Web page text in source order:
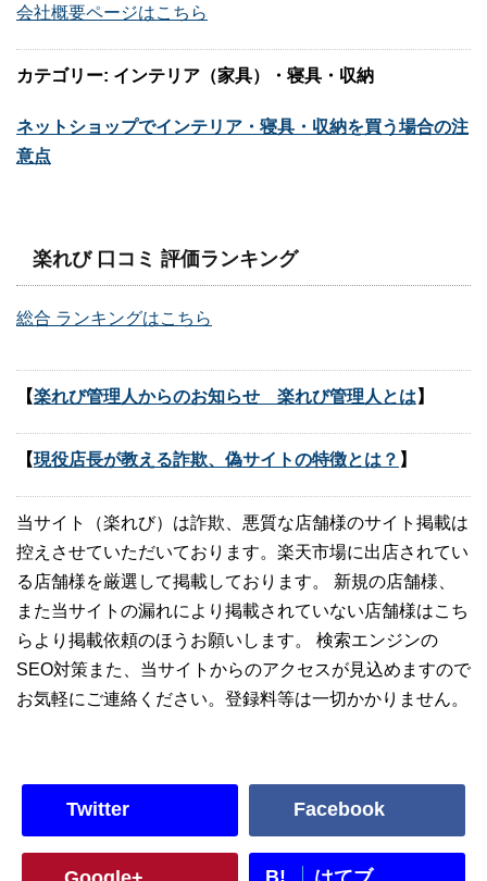
会社概要ページはこちら
カテゴリー: インテリア（家具）・寝具・収納
ネットショップでインテリア・寝具・収納を買う場合の注
意点
楽れび 口コミ 評価ランキング
総合 ランキングはこちら
【楽れび管理人からのお知らせ 楽れび管理人とは 】
【現役店長が教える詐欺、偽サイトの特徴とは？ 】
当サイト（楽れび）は詐欺、悪質な店舗様のサイト掲載は
控えさせていただいております。楽天市場に出店されてい
る店舗様を厳選して掲載しております。 新規の店舗様、
また当サイトの漏れにより掲載されていない店舗様はこち
らより掲載依頼のほうお願いします。 検索エンジンの
SEO対策また、当サイトからのアクセスが見込めますので
お気軽にご連絡ください。登録料等は一切かかりません。
Twitter Facebook